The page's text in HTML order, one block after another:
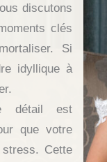
discutons
clés
Si
idyllique à
détail est
que votre
Cette